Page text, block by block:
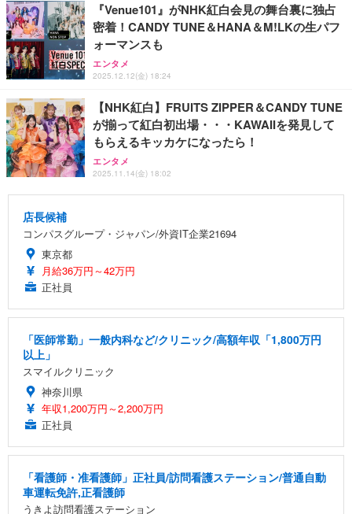
『Venue101』がNHK紅白会見の舞台裏に独占
密着！CANDY TUNE＆HANA＆M!LKの生パフ
ォーマンスも
エンタメ
2025.12.12(金) 18:24
【NHK紅白】FRUITS ZIPPER＆CANDY TUNE
が揃って紅白初出場・・・KAWAIIを発見して
もらえるキッカケになったら！
エンタメ
2025.11.14(金) 18:02
店長候補
コンパスグループ・ジャパン/外資IT企業21694
東京都
月給36万円～42万円
正社員
「医師常勤」一般内科など/クリニック/高額年収「1,800万円
以上」
スマイルクリニック
神奈川県
年収1,200万円～2,200万円
正社員
「看護師・准看護師」正社員/訪問看護ステーション/普通自動
車運転免許,正看護師
うきよ訪問看護ステーション